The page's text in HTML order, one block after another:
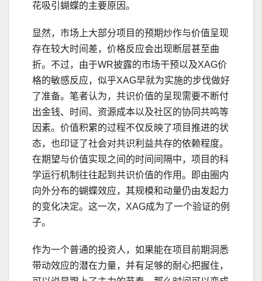
花吸引蝴蝶的主要原因。
显然，市场上大部分项目的预期炒作与价值呈现
存在较大时间差，价格反应会出现断层甚至曲
折。不过，由于WR披露的市场干预以及XAG价
格的敏感反应，似乎XAG早就为实施的步伐做好
了准备。笔者认为，共识价值的呈现需要不断付
出金钱、时间、资源成本以及社区的协同共鸣等
因素。价值积累的过程不仅反映了项目推进的状
态，也印证了社会对共识利益共存的依赖程度。
在期望与价值实现之间的时间间隔中，项目的科
学运行机制往往起到共识价值的作用。即由圈内
向外分布的蝴蝶效应，其规模和动量仍由发起力
的变化决定。这一次，XAG成为了一个验证的例
子。
作为一个普通的投资人，如果能在项目前期洞悉
带动效应的潜在力量，并有足够的耐心把握住，